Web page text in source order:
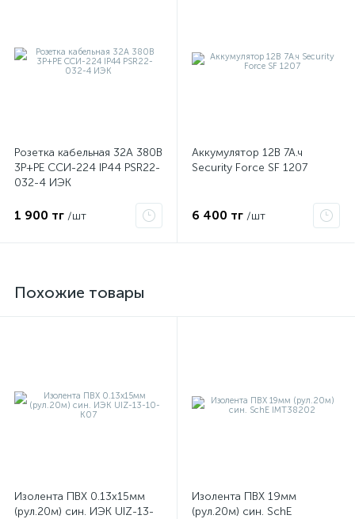
Розетка кабельная 32А 380В
3P+PЕ ССИ-224 IP44 PSR22-
032-4 ИЭК
1 900 тг /шт
Аккумулятор 12В 7А.ч
Security Force SF 1207
6 400 тг /шт
Похожие товары
Изолента ПВХ 0.13х15мм
(рул.20м) син. ИЭК UIZ-13-
Изолента ПВХ 19мм
(рул.20м) син. SchE